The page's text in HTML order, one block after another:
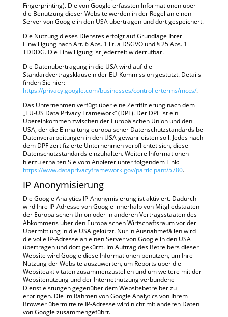
Fingerprinting). Die von Google erfassten Informationen über
die Benutzung dieser Website werden in der Regel an einen
Server von Google in den USA übertragen und dort gespeichert.
Die Nutzung dieses Dienstes erfolgt auf Grundlage Ihrer
Einwilligung nach Art. 6 Abs. 1 lit. a DSGVO und § 25 Abs. 1
TDDDG. Die Einwilligung ist jederzeit widerrufbar.
Die Datenübertragung in die USA wird auf die
Standardvertragsklauseln der EU-Kommission gestützt. Details
finden Sie hier:
https://privacy.google.com/businesses/controllerterms/mccs/.
Das Unternehmen verfügt über eine Zertifizierung nach dem
„EU-US Data Privacy Framework“ (DPF). Der DPF ist ein
Übereinkommen zwischen der Europäischen Union und den
USA, der die Einhaltung europäischer Datenschutzstandards bei
Datenverarbeitungen in den USA gewährleisten soll. Jedes nach
dem DPF zertifizierte Unternehmen verpflichtet sich, diese
Datenschutzstandards einzuhalten. Weitere Informationen
hierzu erhalten Sie vom Anbieter unter folgendem Link:
https://www.dataprivacyframework.gov/participant/5780.
IP Anonymisierung
Die Google Analytics IP-Anonymisierung ist aktiviert. Dadurch
wird Ihre IP-Adresse von Google innerhalb von Mitgliedstaaten
der Europäischen Union oder in anderen Vertragsstaaten des
Abkommens über den Europäischen Wirtschaftsraum vor der
Übermittlung in die USA gekürzt. Nur in Ausnahmefällen wird
die volle IP-Adresse an einen Server von Google in den USA
übertragen und dort gekürzt. Im Auftrag des Betreibers dieser
Website wird Google diese Informationen benutzen, um Ihre
Nutzung der Website auszuwerten, um Reports über die
Websiteaktivitäten zusammenzustellen und um weitere mit der
Websitenutzung und der Internetnutzung verbundene
Dienstleistungen gegenüber dem Websitebetreiber zu
erbringen. Die im Rahmen von Google Analytics von Ihrem
Browser übermittelte IP-Adresse wird nicht mit anderen Daten
von Google zusammengeführt.